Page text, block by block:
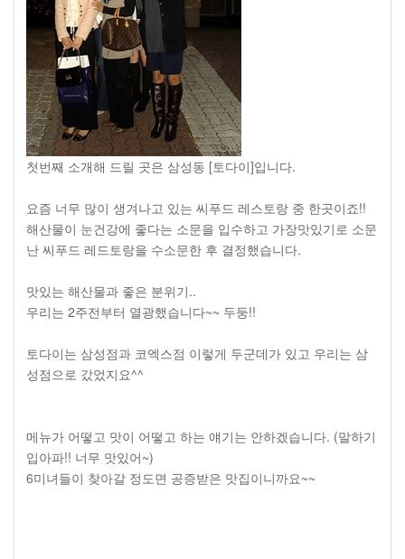
첫번째 소개해 드릴 곳은 삼성동 [토다이]입니다.
요즘 너무 많이 생겨나고 있는 씨푸드 레스토랑 중 한곳이죠!!
해산물이 눈건강에 좋다는 소문을 입수하고 가장맛있기로 소문
난 씨푸드 레드토랑을 수소문한 후 결정했습니다.
맛있는 해산물과 좋은 분위기..
우리는 2주전부터 열광했습니다~~ 두둥!!
토다이는 삼성점과 코엑스점 이렇게 두군데가 있고 우리는 삼
성점으로 갔었지요^^
메뉴가 어떻고 맛이 어떻고 하는 얘기는 안하겠습니다. (말하기
입아파!! 너무 맛있어~)
6미녀들이 찾아갈 정도면 공증받은 맛집이니까요~~